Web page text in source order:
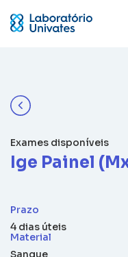
Exames disponíveis
Ige Painel
Prazo
4 dias úteis
Material
Sangue